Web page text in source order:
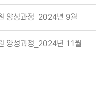
양성과정_2024년 9월
양성과정_2024년 11월